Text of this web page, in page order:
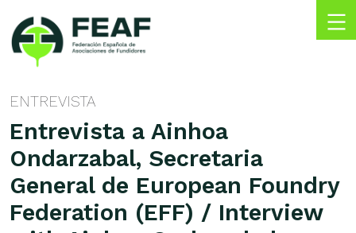
content
Española
Asociaciones
de
Fundidores
ENTREVISTA
Entrevista a Ainhoa
Ondarzabal, Secretaria
General de European Foundry
Federation (EFF) / Interview